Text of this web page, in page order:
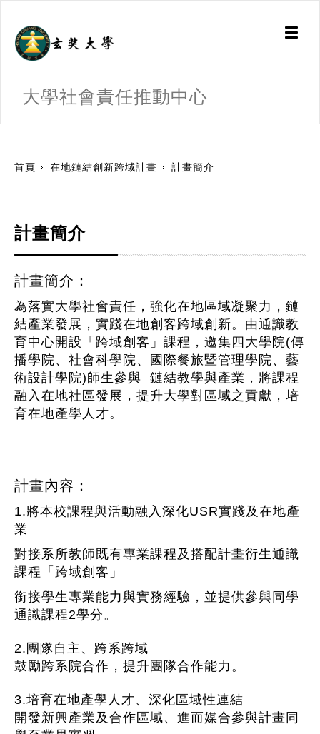
Toggle
大學社會責任推動中心
首頁 在地鏈結創新跨域計畫 計畫簡介
計畫簡介
計畫簡介：
為落實大學社會責任，強化在地區域凝聚力，鏈
結產業發展，實踐在地創客跨域創新。由通識教
育中心開設「跨域創客」課程，邀集四大學院(傳
播學院、社會科學院、國際餐旅暨管理學院、藝
術設計學院)師生參與 鏈結教學與產業，將課程
融入在地社區發展，提升大學對區域​之貢獻，培
育在地產學人才。
計畫內容：
1.將本校課程與活動融入深化USR實踐及在地產
業
對接系所教師既有專業課程及搭配計畫衍生通識
課程「跨域創客」
銜接學生專業能力與實務經驗，並提供參與同學
通識課程2學分。
2.團隊自主、跨系跨域
鼓勵跨系院合作，提升團隊合作能力。
3.培育在地產學人才、深化區域性連結
開發新興產業及合作區域、進而媒合參與計畫同